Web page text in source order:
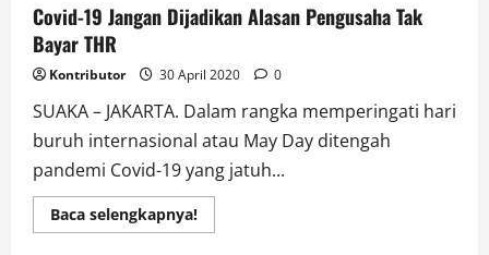
Covid-19 Jangan Dijadikan Alasan Pengusaha Tak
Bayar THR
Kontributor 30 April 2020 0
SUAKA – JAKARTA. Dalam rangka memperingati hari
buruh internasional atau May Day ditengah
pandemi Covid-19 yang jatuh...
Baca selengkapnya!Read
more